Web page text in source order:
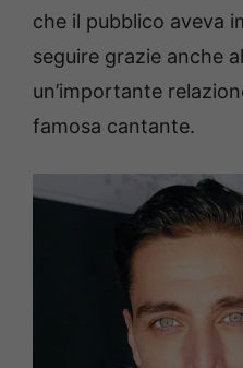
che il pubblico aveva
seguire grazie anche
un’importante
famosa cantante.